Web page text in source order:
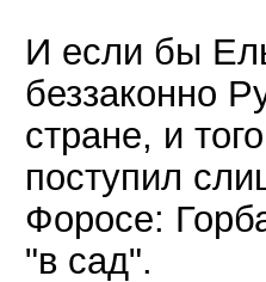
И если бы
беззаконно
стране, и
поступил
Форосе:
"в сад".